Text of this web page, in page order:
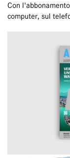
Con
computer, sul